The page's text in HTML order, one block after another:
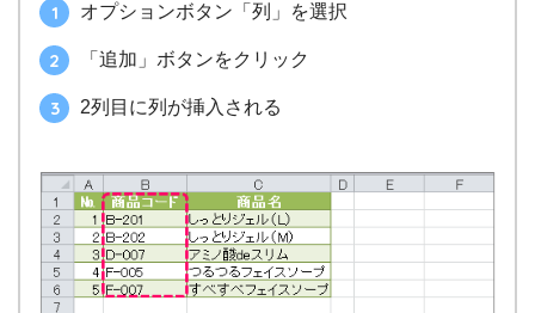
オプションボタン「列」を選択
「追加」ボタンをクリック
2列目に列が挿入される